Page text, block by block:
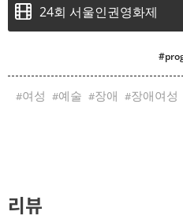
24회 서울인권영화제
여성 예술 장애 장애여성
리뷰